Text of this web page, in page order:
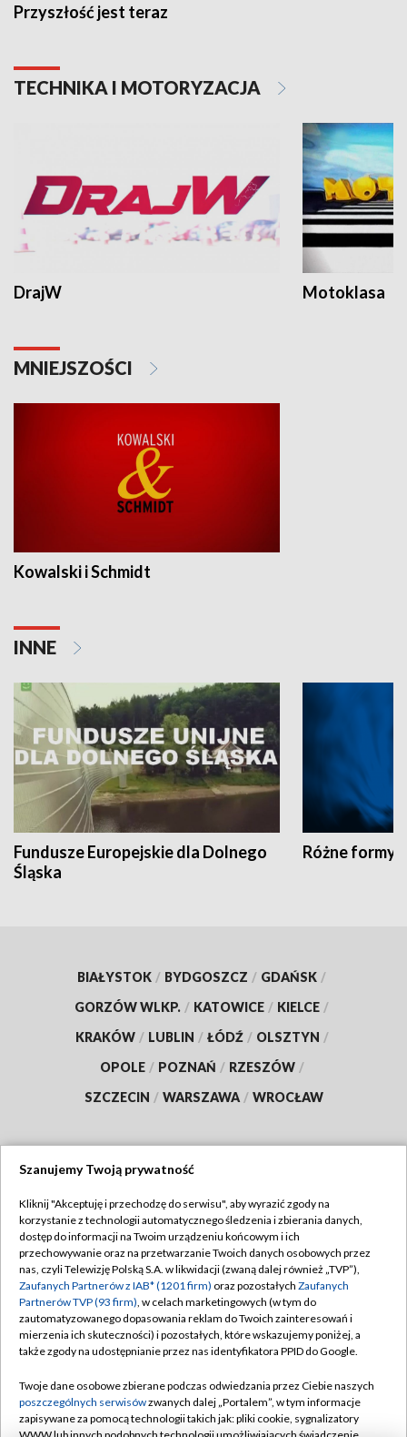
Przyszłość jest teraz
TECHNIKA I MOTORYZACJA
DrajW Motoklasa
MNIEJSZOŚCI
Kowalski i Schmidt
INNE
Fundusze Europejskie dla Dolnego
Śląska
Różne formy
BIAŁYSTOK / BYDGOSZCZ / GDAŃSK /
GORZÓW WLKP. / KATOWICE / KIELCE /
KRAKÓW / LUBLIN / ŁÓDŹ / OLSZTYN /
OPOLE / POZNAŃ / RZESZÓW /
SZCZECIN / WARSZAWA / WROCŁAW
TVP
Abonament TVP
Emisja w TVP
Centrum informacji TVP
Naziemna Telewizja Cyfrowa
Rada Programowa
System NOS
Regulamin TVP
Polityka prywatności
Moje zgody
Pomoc
Kontakt
Szanujemy Twoją prywatność
Kliknij "Akceptuję i przechodzę do serwisu", aby wyrazić zgody na
korzystanie z technologii automatycznego śledzenia i zbierania danych,
dostęp do informacji na Twoim urządzeniu końcowym i ich
przechowywanie oraz na przetwarzanie Twoich danych osobowych przez
nas, czyli Telewizję Polską S.A. w likwidacji (zwaną dalej również „TVP”),
Zaufanych Partnerów z IAB* (1201 firm) oraz pozostałych Zaufanych
Partnerów TVP (93 firm), w celach marketingowych (w tym do
zautomatyzowanego dopasowania reklam do Twoich zainteresowań i
mierzenia ich skuteczności) i pozostałych, które wskazujemy poniżej, a
także zgody na udostępnianie przez nas identyfikatora PPID do Google.
Twoje dane osobowe zbierane podczas odwiedzania przez Ciebie naszych
poszczególnych serwisówzwanych dalej „Portalem”, w tym informacje
zapisywane za pomocą technologii takich jak: pliki cookie, sygnalizatory